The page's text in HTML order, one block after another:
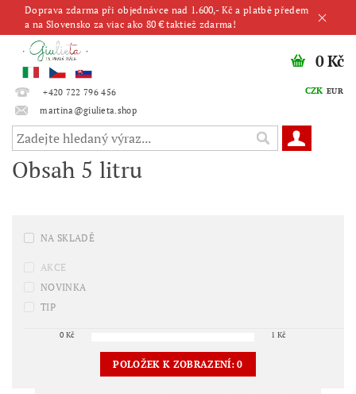
Doprava zdarma při objednávce nad 1.600,- Kč a platbě předem
a na Slovensko za viac ako 80 € taktiež zdarma!
+420 722 796 456
martina@giulieta.shop
CZK EUR
0 Kč
Obsah 5 litru
NA SKLADĚ
AKCE
NOVINKA
TIP
0 Kč 1 Kč
POLOŽEK K ZOBRAZENÍ:0